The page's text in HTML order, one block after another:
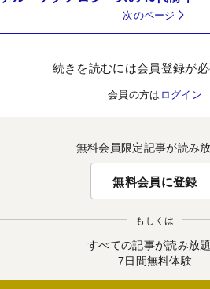
次のページ
続きを読むには会員登録が必
会員の方は ログイン
無料会員限定記事が読み放
無料会員に登録
もしくは
すべての記事が読み放題
7日間無料体験